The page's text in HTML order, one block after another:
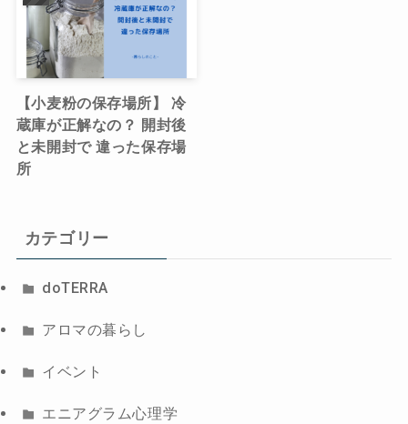
【小麦粉の保存場所】 冷
蔵庫が正解なの？ 開封後
と未開封で 違った保存場
所
カテゴリー
doTERRA
アロマの暮らし
イベント
エニアグラム心理学